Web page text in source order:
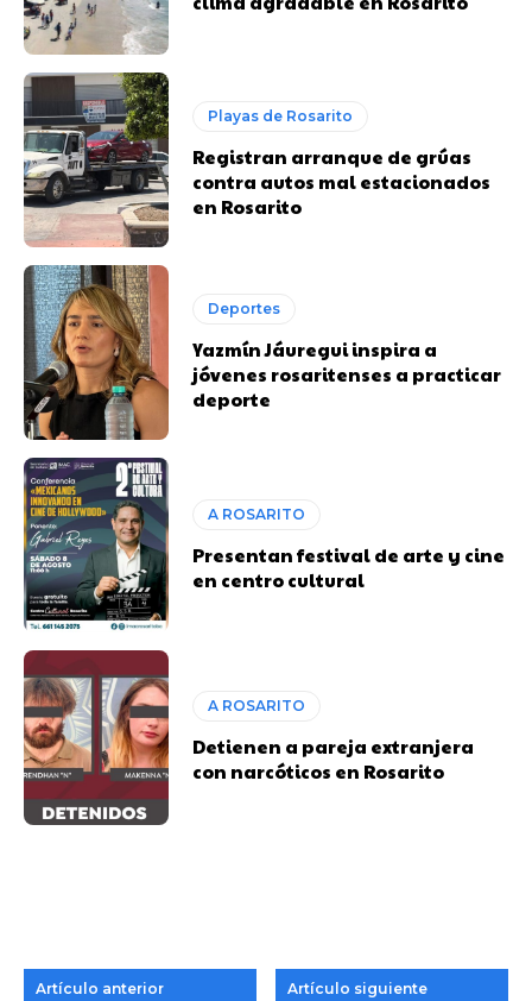
Playas de Rosarito
Registran arranque de grúas
contra autos mal estacionados
en Rosarito
Deportes
Yazmín Jáuregui inspira a
jóvenes rosaritenses a practicar
deporte
A ROSARITO
Presentan festival de arte y cine
en centro cultural
A ROSARITO
Detienen a pareja extranjera
con narcóticos en Rosarito
Artículo anterior Artículo siguiente